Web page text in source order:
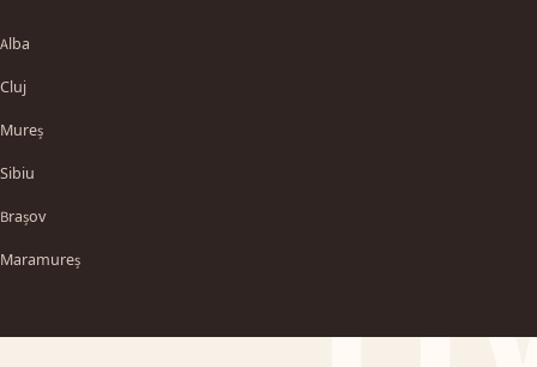
Alba
Cluj
Mureș
Sibiu
Brașov
Maramureș